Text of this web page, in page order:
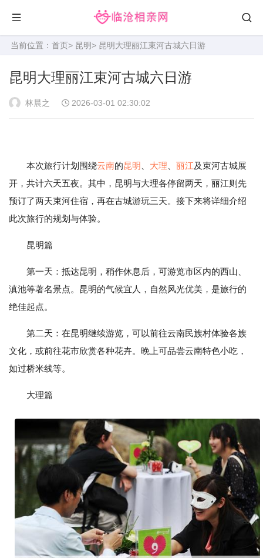
当前位置： 首页> 昆明> 昆明大理丽江束河古城六日游
昆明大理丽江束河古城六日游
林晨之 2026-03-01 02:30:02
本次旅行计划围绕云南的昆明 大理 丽江及束河古城展
开，共计六天五夜。其中，昆明与大理各停留两天，丽江则先
预订了两天束河住宿，再在古城游玩三天。接下来将详细介绍
此次旅行的规划与体验。
昆明篇
第一天：抵达昆明，稍作休息后，可游览市区内的西山、
滇池等著名景点。昆明的气候宜人，自然风光优美，是旅行的
绝佳起点。
第二天：在昆明继续游览，可以前往云南民族村体验各族
文化，或前往花市欣赏各种花卉。晚上可品尝云南特色小吃，
如过桥米线等。
大理篇